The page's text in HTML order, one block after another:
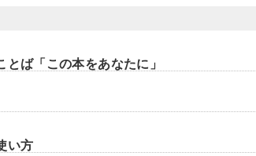
とば「この本をあなたに」
い方